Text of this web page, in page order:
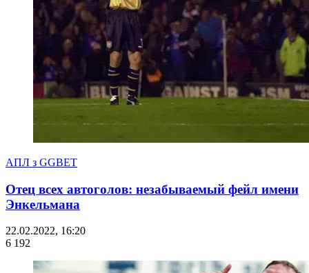
АПЛ з GGBET
Отец всех автоголов: незабываемый фейл имени
Энкельмана
22.02.2022, 16:20
6 192